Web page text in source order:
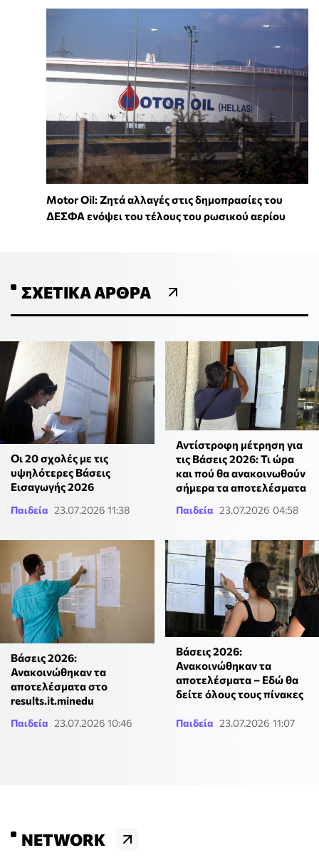
Motor Oil: Ζητά αλλαγές στις δημοπρασίες του
ΔΕΣΦΑ ενόψει του τέλους του ρωσικού αερίου
ΣΧΕΤΙΚΆ ΆΡΘΡΑ
Οι 20 σχολές με τις
υψηλότερες Βάσεις
Εισαγωγής 2026
Παιδεία 23.07.2026 11:38
Αντίστροφη μέτρηση για
τις Βάσεις 2026: Τι ώρα
και πού θα ανακοινωθούν
σήμερα τα αποτελέσματα
Παιδεία 23.07.2026 04:58
Βάσεις 2026:
Ανακοινώθηκαν τα
αποτελέσματα στο
results.it.minedu
Παιδεία 23.07.2026 10:46
Βάσεις 2026:
Ανακοινώθηκαν τα
αποτελέσματα – Εδώ θα
δείτε όλους τους πίνακες
Παιδεία 23.07.2026 11:07
NETWORK